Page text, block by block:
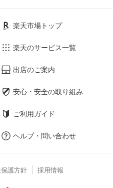
楽天市場トップ
楽天のサービス一覧
出店のご案内
安心・安全の取り組み
ご利用ガイド
ヘルプ・問い合わせ
護方針 採用情報